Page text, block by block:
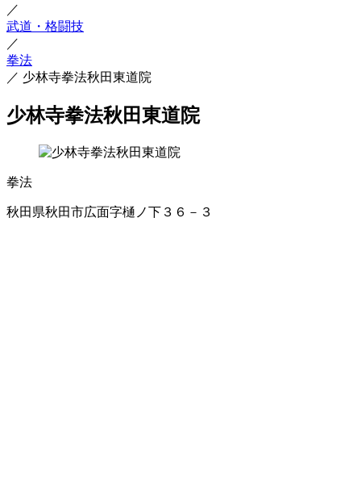
／
武道・格闘技
／
拳法
／ 少林寺拳法秋田東道院
少林寺拳法秋田東道院
拳法
秋田県秋田市広面字樋ノ下３６－３